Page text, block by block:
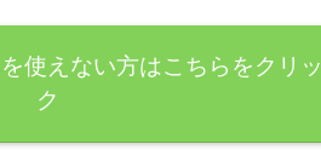
使えない方はこちらをクリッ
ク